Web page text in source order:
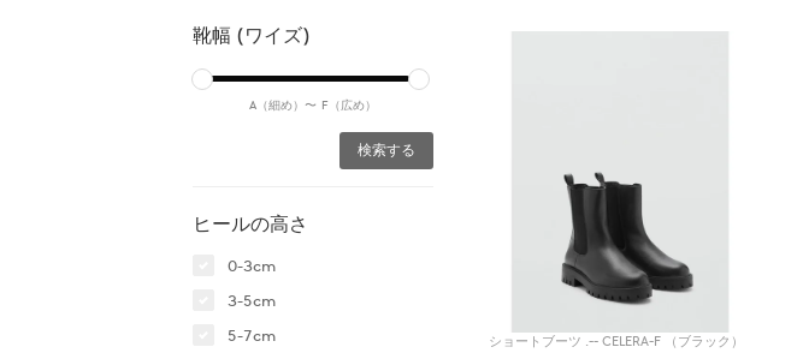
靴幅 (ワイズ)
A（細め）〜 F（広め）
ヒールの高さ
0-3cm
3-5cm
5-7cm
ショートブーツ .-- CELERA-F （ブラック）